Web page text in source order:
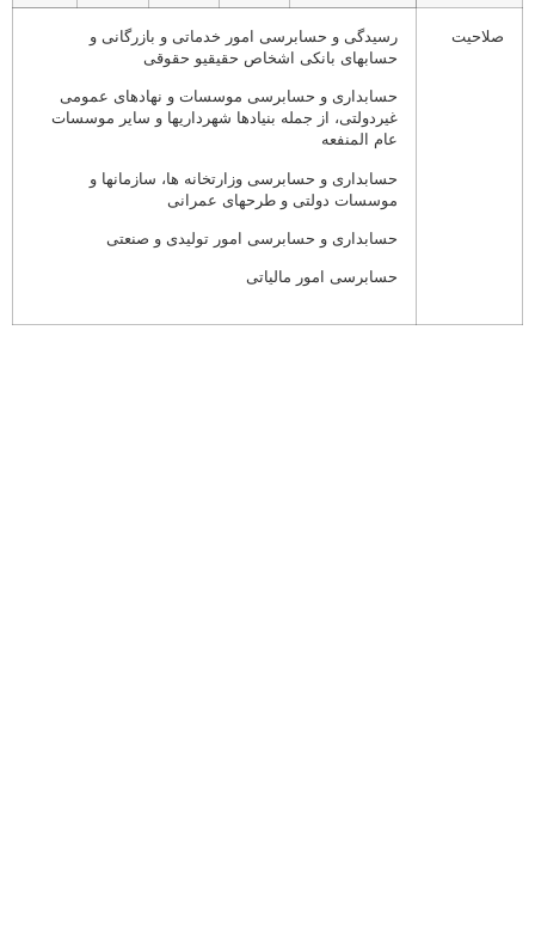
صلاحیت
رسیدگی و حسابرسی امور خدماتی و بازرگانی و
حسابهای بانکی اشخاص حقیقیو حقوقی
حسابداری و حسابرسی موسسات و نهادهای عمومی
غیردولتی، از جمله بنیادها شهرداریها و سایر موسسات
عام المنفعه
حسابداری و حسابرسی وزارتخانه ها، سازمانها و
موسسات دولتی و طرحهای عمرانی
حسابداری و حسابرسی امور تولیدی و صنعتی
حسابرسی امور مالیاتی